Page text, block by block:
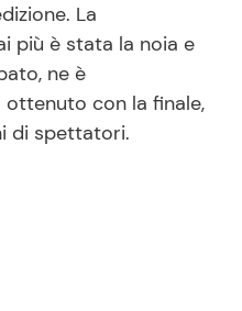
Ricette Feste
Ricette per Bambini
La
più è stata la noia e
ne è
con la finale,
di spettatori.